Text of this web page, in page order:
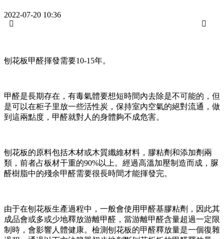
2022-07-20 10:36


刨花板甲醛揮發需要10-15年。
甲醛是長期存在，有毒氣體要想短時間內去除是不可能的，但
是可以在柜子里放一些活性炭，保持室內空氣的絕對流通，做
到這兩點度，甲醛就對人的身體夠不成危害。
刨花板的原料包括木材或木質纖維材料，膠粘劑和添加劑兩
類，前者占板材干重的90%以上。經過高溫加壓制造而成，脲
醛樹脂中的殘余甲醛需要很長時間才能揮發完。
由于在刨花板生產過程中，一般會使用甲醛基膠粘劑，因此其
成品會或多或少地釋放游離甲醛，當游離甲醛含量超過一定限
制時，會影響人體健康。檢測刨花板的甲醛釋放量是一個復雜